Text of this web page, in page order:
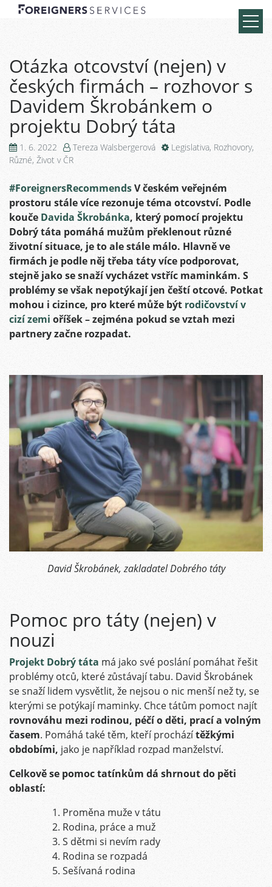
Otázka otcovství (nejen) v
českých firmách – rozhovor s
Davidem Škrobánkem o
projektu Dobrý táta
1. 6. 2022 Tereza Walsbergerová Legislativa, Rozhovory,
Různé, Život v ČR
#ForeignersRecommendsV českém veřejném
prostoru stále více rezonuje téma otcovství. Podle
kouče Davida Škrobánka, který pomocí projektu
Dobrý táta pomáhá mužům překlenout různé
životní situace, je to ale stále málo. Hlavně ve
firmách je podle něj třeba táty více podporovat,
stejně jako se snaží vycházet vstříc maminkám. S
problémy se však nepotýkají jen čeští otcové. Potkat
mohou i cizince, pro které může být rodičovství v
cizí zemi oříšek – zejména pokud se vztah mezi
partnery začne rozpadat.
David Škrobánek, zakladatel Dobrého táty
Pomoc pro táty (nejen) v
nouzi
Projekt Dobrý táta má jako své poslání pomáhat řešit
problémy otců, které zůstávají tabu. David Škrobánek
se snaží lidem vysvětlit, že nejsou o nic menší než ty, se
kterými se potýkají maminky. Chce tátům pomoct najít
rovnováhu mezi rodinou, péčí o děti, prací a volným
časem. Pomáhá také těm, kteří procházítěžkými
obdobími, jako je například rozpad manželství.
Celkově se pomoc tatínkům dá shrnout do pěti
oblastí:
Proměna muže v tátu
Rodina, práce a muž
S dětmi si nevím rady
Rodina se rozpadá
Sešívaná rodina